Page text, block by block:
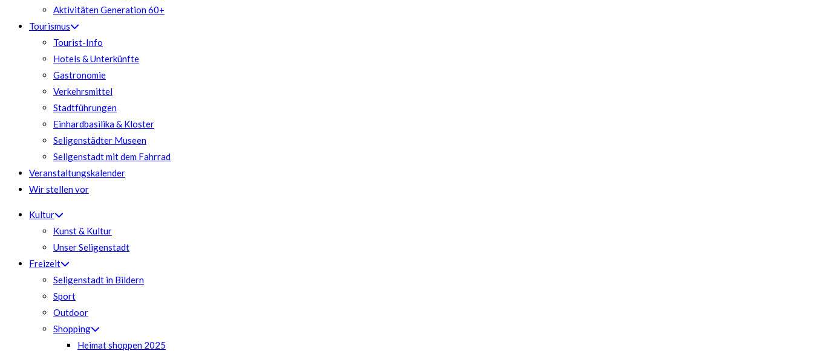
Aktivitäten Generation 60+
Tourismus
Tourist-Info
Hotels & Unterkünfte
Gastronomie
Verkehrsmittel
Stadtführungen
Einhardbasilika & Kloster
Seligenstädter Museen
Seligenstadt mit dem Fahrrad
Veranstaltungskalender
Wir stellen vor
Kultur
Kunst & Kultur
Unser Seligenstadt
Freizeit
Seligenstadt in Bildern
Sport
Outdoor
Shopping
Heimat shoppen 2025